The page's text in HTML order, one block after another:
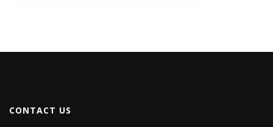
CONTACT US